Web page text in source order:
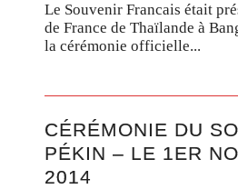
Le Souvenir Francais était
de France de Thaïlande à
la cérémonie officielle...
CÉRÉMONIE DU
PÉKIN – LE 1ER
2014